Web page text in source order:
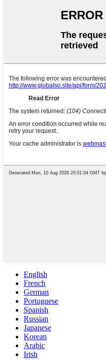
English
French
German
Portuguese
Spanish
Russian
Japanese
Korean
Arabic
Irish